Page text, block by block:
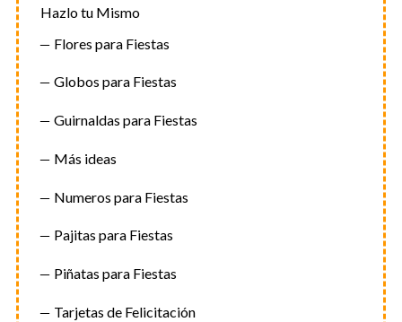
Hazlo tu Mismo
Flores para Fiestas
Globos para Fiestas
Guirnaldas para Fiestas
Más ideas
Numeros para Fiestas
Pajitas para Fiestas
Piñatas para Fiestas
Tarjetas de Felicitación